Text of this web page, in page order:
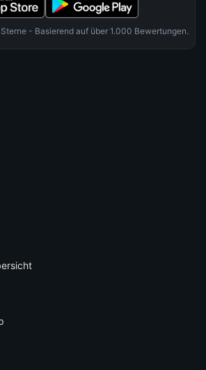
- Basierend auf über 1.000 Bewertungen.